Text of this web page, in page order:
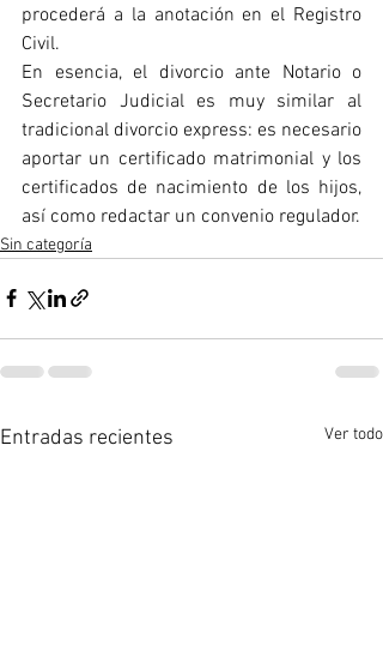
procederá a la anotación en el Registro
Civil.
En esencia, el divorcio ante Notario o
Secretario Judicial es muy similar al
tradicional divorcio express: es necesario
aportar un certificado matrimonial y los
certificados de nacimiento de los hijos,
así como redactar un convenio regulador.
Sin categoría
Entradas recientes Ver todo